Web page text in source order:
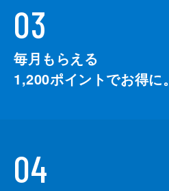
03
毎月もらえる
1,200ポイントでお得に。
04